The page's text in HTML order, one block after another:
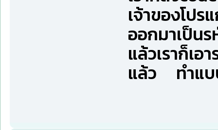
เจ้าของโปร
ออกมาเป็นร
แล้วเราก็เอ
แล้ว ทำแบบ